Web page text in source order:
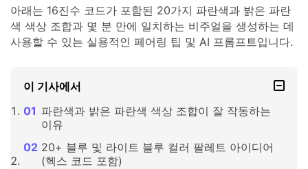
아래는 16진수 코드가 포함된 20가지 파란색과 밝은 파란
색 색상 조합과 몇 분 만에 일치하는 비주얼을 생성하는 데
사용할 수 있는 실용적인 페어링 팁 및 AI 프롬프트입니다.
이 기사에서
파란색과 밝은 파란색 색상 조합이 잘 작동하는
이유
20+ 블루 및 라이트 블루 컬러 팔레트 아이디어
(헥스 코드 포함)